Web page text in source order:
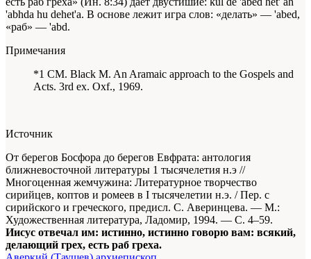
'abhda hu dehet'a. В основе лежит игра слов: «делать» — 'abed,
«раб» — 'abd.
Примечания
*1 CM. Black M. An Aramaic approach to the Gospels and
Acts. 3rd ex. Oxf., 1969.
Источник
От берегов Босфора до берегов Евфрата: антология
ближневосточной литературы 1 тысячелетия н.э //
Многоценная жемчужина: Литературное творчество
сирийцев, коптов и ромеев в I тысячелетии н.э. / Пер. с
сирийского и греческого, предисл. С. Аверинцева. — М.:
Художественная литература, Ладомир, 1994. — С. 4–59.
Иисус отвечал им: истинно, истинно говорю вам: всякий,
делающий грех, есть раб греха.